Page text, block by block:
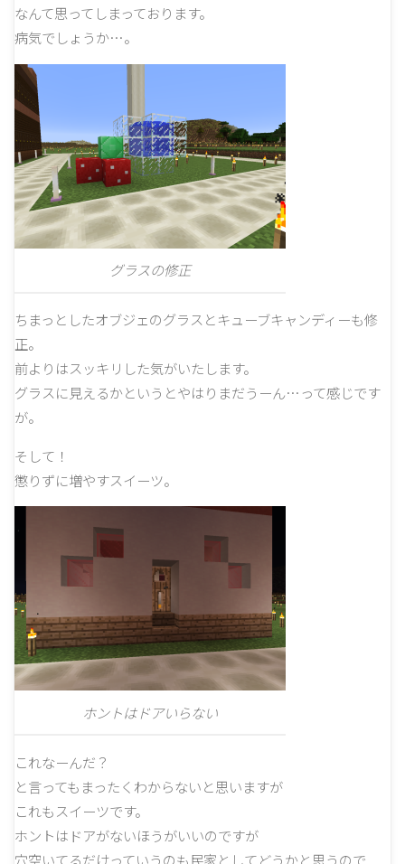
なんて思ってしまっております。
病気でしょうか…。
グラスの修正
ちまっとしたオブジェのグラスとキューブキャンディーも修
正。
前よりはスッキリした気がいたします。
グラスに見えるかというとやはりまだうーん…って感じです
が。
そして！
懲りずに増やすスイーツ。
ホントはドアいらない
これなーんだ？
と言ってもまったくわからないと思いますが
これもスイーツです。
ホントはドアがないほうがいいのですが
穴空いてるだけっていうのも民家としてどうかと思うので